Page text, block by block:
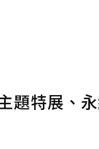
題特展、